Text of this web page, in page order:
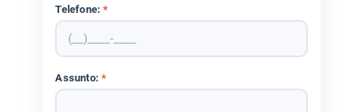
Telefone:*
Assunto:*